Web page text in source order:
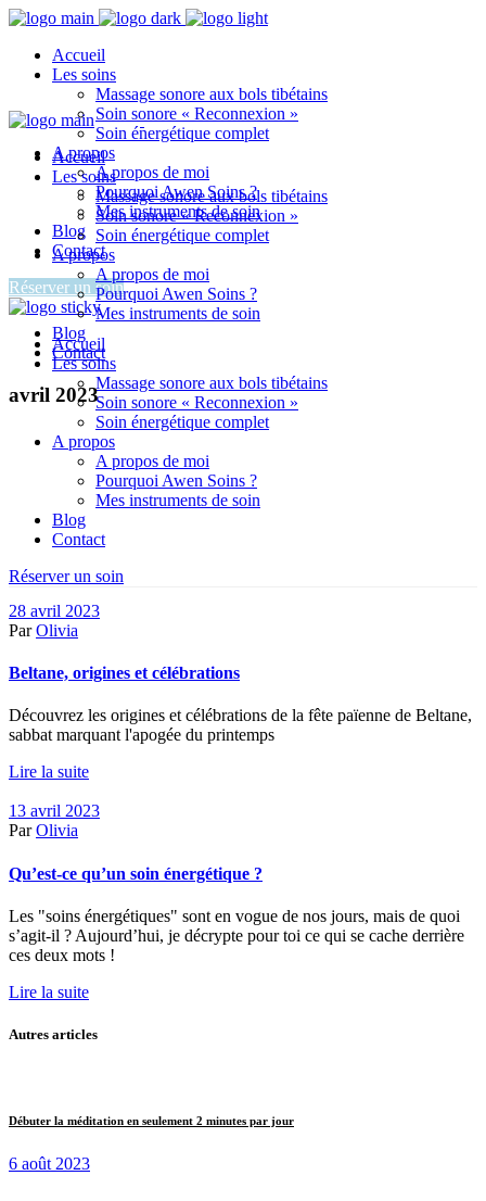
Accueil
Les soins
Massage sonore aux bols tibétains
Soin sonore « Reconnexion »
Soin énergétique complet
A propos
A propos de moi
Pourquoi Awen Soins ?
Mes instruments de soin
Blog
Contact
Réserver un soin
Accueil
Les soins
Massage sonore aux bols tibétains
Soin sonore « Reconnexion »
Soin énergétique complet
A propos
A propos de moi
Pourquoi Awen Soins ?
Mes instruments de soin
Blog
Contact
Réserver un soin
Accueil
Les soins
Massage sonore aux bols tibétains
Soin sonore « Reconnexion »
Soin énergétique complet
A propos
A propos de moi
Pourquoi Awen Soins ?
Mes instruments de soin
Blog
Contact
avril 2023
28 avril 2023
Par Olivia
Beltane, origines et célébrations
Découvrez les origines et célébrations de la fête païenne de Beltane,
sabbat marquant l'apogée du printemps
Lire la suite
13 avril 2023
Par Olivia
Qu’est-ce qu’un soin énergétique ?
Les "soins énergétiques" sont en vogue de nos jours, mais de quoi
s’agit-il ? Aujourd’hui, je décrypte pour toi ce qui se cache derrière
ces deux mots !
Lire la suite
Autres articles
Débuter la méditation en seulement 2 minutes par jour
6 août 2023